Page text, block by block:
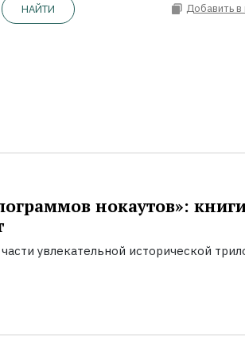
НАЙТИ Добавить
нокаутов»:
увлекательной исторической